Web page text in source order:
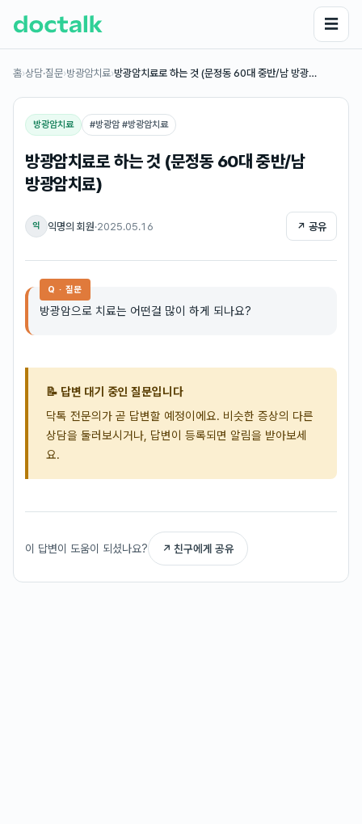
☰
홈›상담·질문›방광암치료›방광암치료로 하는 것 (문정동 60대 중반/남 방광…
방광암치료 #방광암 #방광암치료
방광암치료로 하는 것 (문정동 60대 중반/남
방광암치료)
익 익명의 회원·2025.05.16 ↗ 공유
Q · 질문
방광암으로 치료는 어떤걸 많이 하게 되나요?
📝 답변 대기 중인 질문입니다
닥톡 전문의가 곧 답변할 예정이에요. 비슷한 증상의 다른
상담을 둘러보시거나, 답변이 등록되면 알림을 받아보세
요.
이 답변이 도움이 되셨나요? ↗ 친구에게 공유